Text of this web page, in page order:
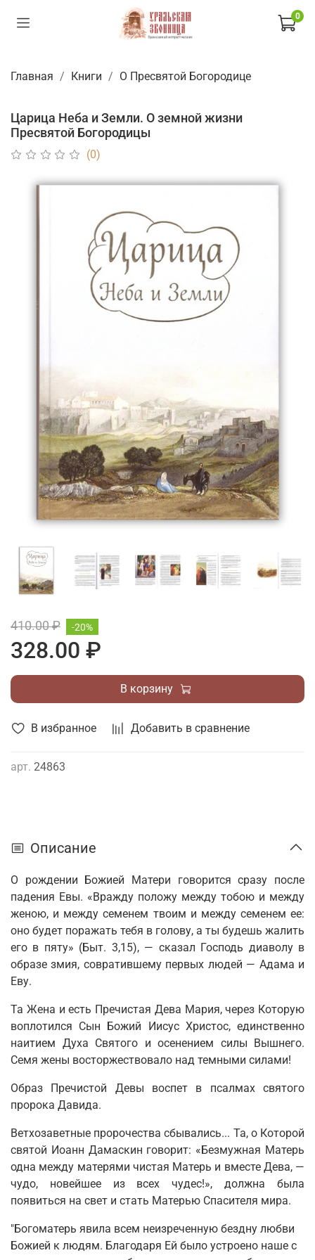
0
Главная Книги О Пресвятой Богородице
Царица Неба и Земли. О земной жизни
Пресвятой Богородицы
(0)
В избранное Добавить в сравнение
арт. 24863
410.00 ₽
328.00 ₽
-20%
В корзину
Описание
О рождении Божией Матери говорится сразу после
падения Евы. «Вражду положу между тобою и между
женою, и между семенем твоим и между семенем ее:
оно будет поражать тебя в голову, а ты будешь жалить
его в пяту» (Быт. 3,15), — сказал Господь диаволу в
образе змия, совратившему первых людей — Адама и
Еву.
Та Жена и есть Пречистая Дева Мария, через Которую
воплотился Сын Божий Иисус Христос, единственно
наитием Духа Святого и осенением силы Вышнего.
Семя жены восторжествовало над темными силами!
Образ Пречистой Девы воспет в псалмах святого
пророка Давида.
Ветхозаветные пророчества сбывались... Та, о Которой
святой Иоанн Дамаскин говорит: «Безмужная Матерь
одна между матерями чистая Матерь и вместе Дева, —
чудо, новейшее из всех чудес!», должна была
появиться на свет и стать Матерью Спасителя мира.
"Богоматерь явила всем неизреченную бездну любви
Божией к людям. Благодаря Ей было устроено наше с